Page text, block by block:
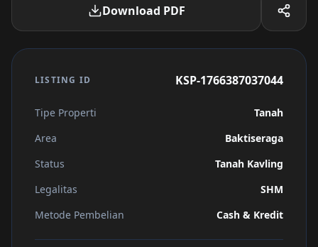
Download PDF
LISTING ID KSP-1766387037044
Tipe Properti
Tanah
Area
Baktiseraga
Status
Tanah Kavling
Legalitas
SHM
Metode Pembelian
Cash & Kredit